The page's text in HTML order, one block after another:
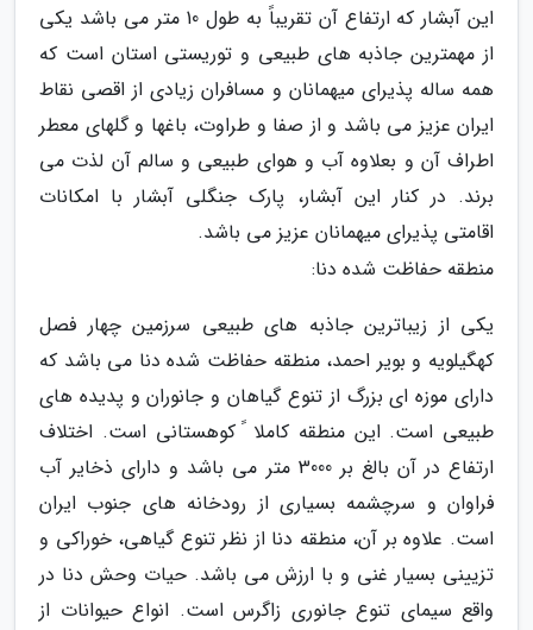
این آبشار که ارتفاع آن تقریباً به طول 10 متر می باشد یکی
از مهمترین جاذبه های طبیعی و توریستی استان است که
همه ساله پذیرای میهمانان و مسافران زیادی از اقصی نقاط
ایران عزیز می باشد و از صفا و طراوت، باغها و گلهای معطر
اطراف آن و بعلاوه آب و هوای طبیعی و سالم آن لذت می
برند. در کنار این آبشار، پارک جنگلی آبشار با امکانات
اقامتی پذیرای میهمانان عزیز می باشد.
منطقه حفاظت شده دنا:
یکی از زیباترین جاذبه های طبیعی سرزمین چهار فصل
کهگیلویه و بویر احمد، منطقه حفاظت شده دنا می باشد که
دارای موزه ای بزرگ از تنوع گیاهان و جانوران و پدیده های
طبیعی است. این منطقه کاملا ً کوهستانی است. اختلاف
ارتفاع در آن بالغ بر 3000 متر می باشد و دارای ذخایر آب
فراوان و سرچشمه بسیاری از رودخانه های جنوب ایران
است. علاوه بر آن، منطقه دنا از نظر تنوع گیاهی، خوراکی و
تزیینی بسیار غنی و با ارزش می باشد. حیات وحش دنا در
واقع سیمای تنوع جانوری زاگرس است. انواع حیوانات از